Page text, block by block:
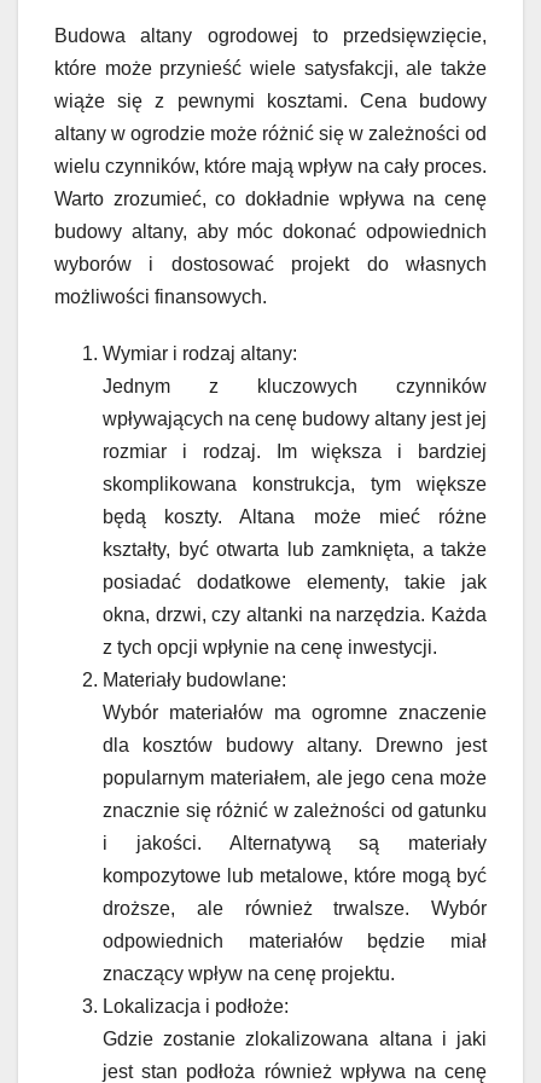
Budowa altany ogrodowej to przedsięwzięcie,
które może przynieść wiele satysfakcji, ale także
wiąże się z pewnymi kosztami. Cena budowy
altany w ogrodzie może różnić się w zależności od
wielu czynników, które mają wpływ na cały proces.
Warto zrozumieć, co dokładnie wpływa na cenę
budowy altany, aby móc dokonać odpowiednich
wyborów i dostosować projekt do własnych
możliwości finansowych.
Wymiar i rodzaj altany:
Jednym z kluczowych czynników
wpływających na cenę budowy altany jest jej
rozmiar i rodzaj. Im większa i bardziej
skomplikowana konstrukcja, tym większe
będą koszty. Altana może mieć różne
kształty, być otwarta lub zamknięta, a także
posiadać dodatkowe elementy, takie jak
okna, drzwi, czy altanki na narzędzia. Każda
z tych opcji wpłynie na cenę inwestycji.
Materiały budowlane:
Wybór materiałów ma ogromne znaczenie
dla kosztów budowy altany. Drewno jest
popularnym materiałem, ale jego cena może
znacznie się różnić w zależności od gatunku
i jakości. Alternatywą są materiały
kompozytowe lub metalowe, które mogą być
droższe, ale również trwalsze. Wybór
odpowiednich materiałów będzie miał
znaczący wpływ na cenę projektu.
Lokalizacja i podłoże:
Gdzie zostanie zlokalizowana altana i jaki
jest stan podłoża również wpływa na cenę